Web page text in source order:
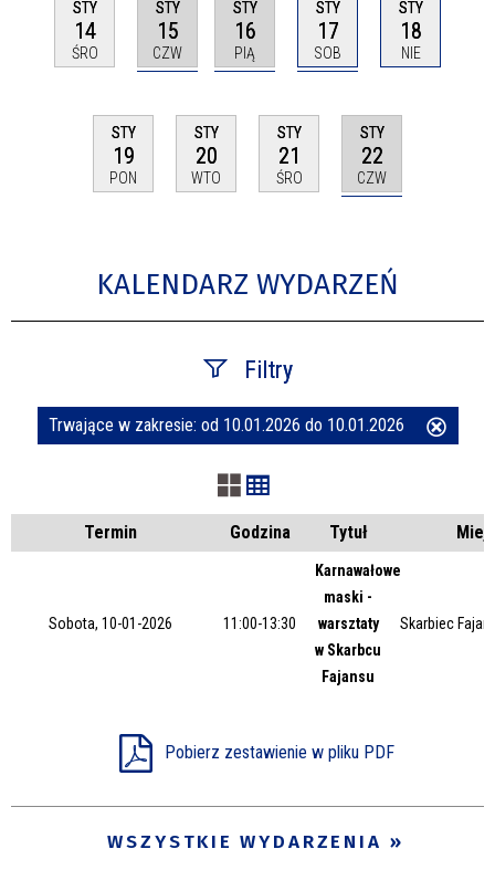
STY
14
ŚRO
STY
15
CZW
STY
16
PIĄ
STY
17
SOB
STY
18
NIE
STY
19
PON
STY
20
WTO
STY
21
ŚRO
STY
22
CZW
KALENDARZ WYDARZEŃ
Filtry
Szukana fraza
Kategoria
Trwające w zakresie: od 10.01.2026 do 10.01.2026
Termin Godzina Tytuł
Sobota, 10-01-2026 11:00-13:30
Karnawałowe
maski -
warsztaty
w Skarbcu
Fajansu
Skarbiec
Pobierz zestawienie w pliku PDF
WSZYSTKIE WYDARZENIA